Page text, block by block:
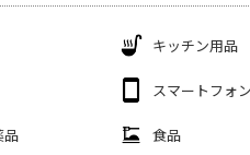
キッチン用品
スマートフォ
品 食品